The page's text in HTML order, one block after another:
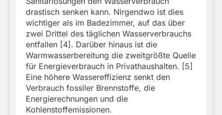
drastisch senken kann. Nirgendwo ist dies
wichtiger als im Badezimmer, auf das über
zwei Drittel des täglichen Wasserverbrauchs
entfallen [4]. Darüber hinaus ist die
Warmwasserbereitung die zweitgrößte Quelle
für Energieverbrauch in Privathaushalten. [5]
Eine höhere Wassereffizienz senkt den
Verbrauch fossiler Brennstoffe, die
Energierechnungen und die
Kohlenstoffemissionen.